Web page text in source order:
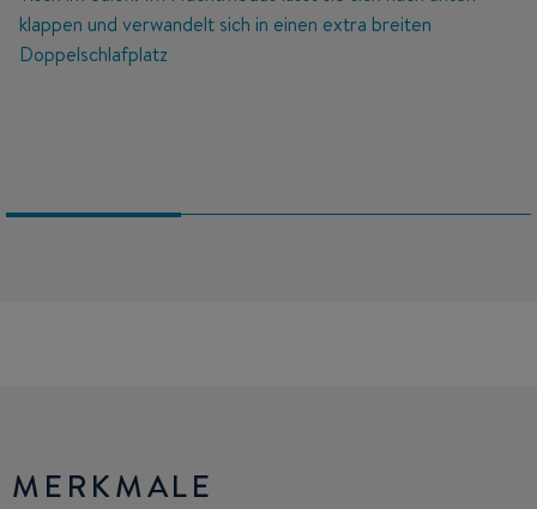
klappen und verwandelt sich in einen extra breiten
Doppelschlafplatz
MERKMALE